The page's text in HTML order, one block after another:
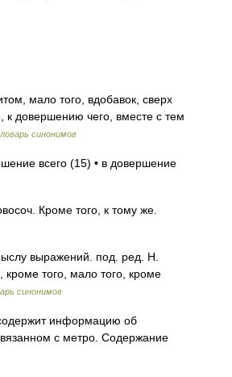
мало того, вдобавок, сверх
к довершению чего, вместе с тем
синонимов
всего (15) • в довершение
Кроме того, к тому же.
выражений. под. ред. Н.
того, мало того, кроме
синонимов
информацию об
с метро. Содержание